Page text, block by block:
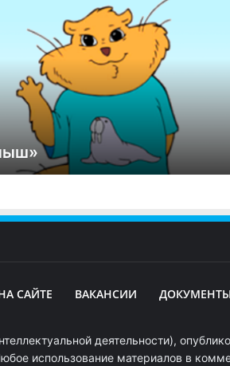
САЙТЕ ВАКАНСИИ ДОКУМЕНТЫ
деятельности),
использование материалов в